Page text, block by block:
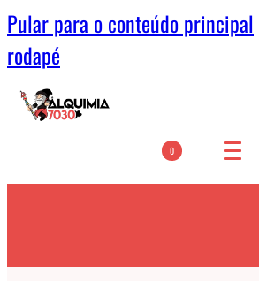
Pular para o conteúdo principal
rodapé
0